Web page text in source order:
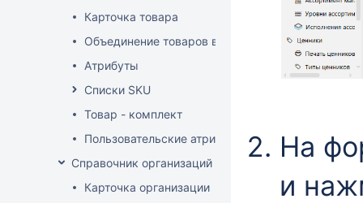
Карточка товара
Объединение товаров в один (Слияние товаров)
Атрибуты
Списки SKU
Товар - комплект
Пользовательские атрибуты
Справочник организаций
Карточка организации
На
и